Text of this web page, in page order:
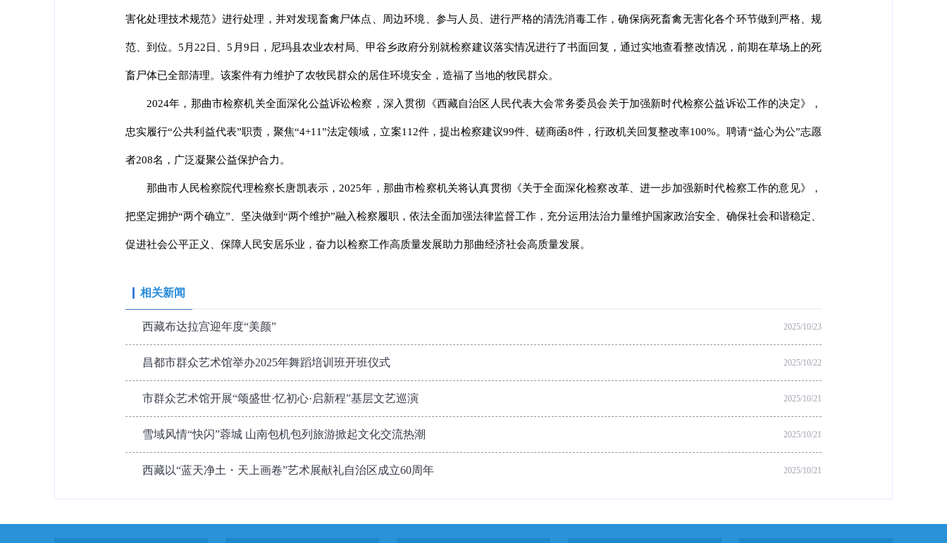
害化处理技术规范》进行处理，并对发现畜禽尸体点、周边环境、参与人员、进行严格的清洗消毒工作，确保病死畜禽无害化各个环节做到严格、规
范、到位。5月22日、5月9日，尼玛县农业农村局、甲谷乡政府分别就检察建议落实情况进行了书面回复，通过实地查看整改情况，前期在草场上的死
畜尸体已全部清理。该案件有力维护了农牧民群众的居住环境安全，造福了当地的牧民群众。
2024年，那曲市检察机关全面深化公益诉讼检察，深入贯彻《西藏自治区人民代表大会常务委员会关于加强新时代检察公益诉讼工作的决定》，
忠实履行“公共利益代表”职责，聚焦“4+11”法定领域，立案112件，提出检察建议99件、磋商函8件，行政机关回复整改率100%。聘请“益心为公”志愿
者208名，广泛凝聚公益保护合力。
那曲市人民检察院代理检察长唐凯表示，2025年，那曲市检察机关将认真贯彻《关于全面深化检察改革、进一步加强新时代检察工作的意见》，
把坚定拥护“两个确立”、坚决做到“两个维护”融入检察履职，依法全面加强法律监督工作，充分运用法治力量维护国家政治安全、确保社会和谐稳定、
促进社会公平正义、保障人民安居乐业，奋力以检察工作高质量发展助力那曲经济社会高质量发展。
相关新闻
西藏布达拉宫迎年度“美颜” 2025/10/23
昌都市群众艺术馆举办2025年舞蹈培训班开班仪式 2025/10/22
市群众艺术馆开展“颂盛世·忆初心·启新程”基层文艺巡演 2025/10/21
雪域风情“快闪”蓉城 山南包机包列旅游掀起文化交流热潮 2025/10/21
西藏以“蓝天净土・天上画卷”艺术展献礼自治区成立60周年 2025/10/21